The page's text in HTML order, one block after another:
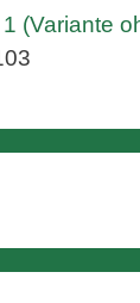
(Variante